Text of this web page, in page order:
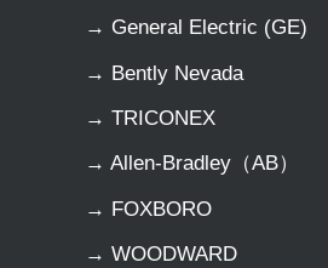
→ General Electric (GE)
→ Bently Nevada
→ TRICONEX
→ Allen-Bradley（AB）
→ FOXBORO
→ WOODWARD